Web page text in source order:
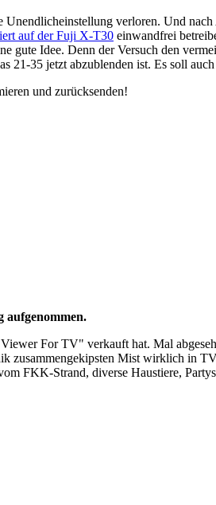
verloren. Und
auf der Fuji X-T30 einwandfrei
gute Idee. Denn der Versuch den
35 jetzt abzublenden ist. Es soll
und zurücksenden!
aufgenommen.
For TV" verkauft hat. Mal
zusammengekipsten Mist wirklich in
FKK-Strand, diverse Haustiere,